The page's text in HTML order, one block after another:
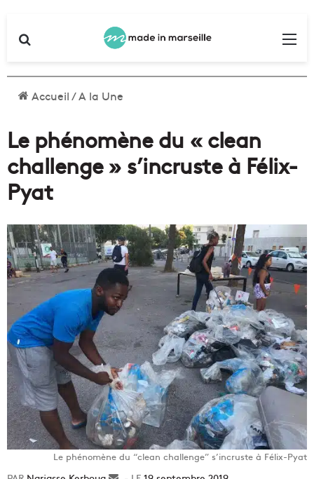
Accueil/A la Une
Le phénomène du « clean
challenge » s’incruste à Félix-
Pyat
Le phénomène du “clean challenge” s’incruste à Félix-Pyat